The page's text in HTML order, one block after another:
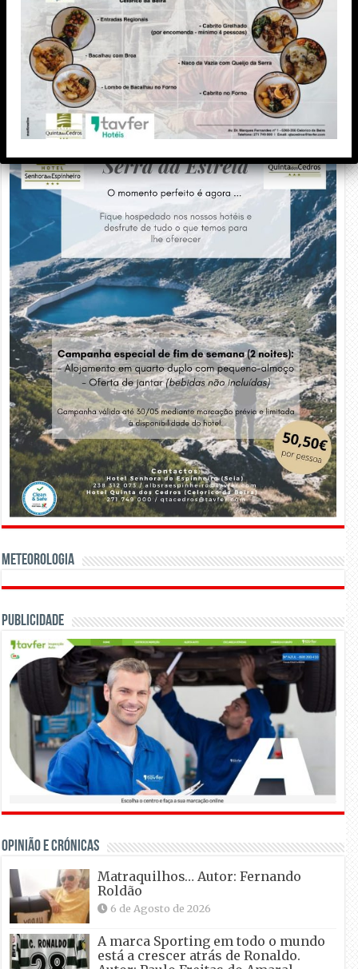
PUBLICIDADE
Meteorologia
Publicidade
OPINIÃO E CRÓNICAS
Matraquilhos… Autor: Fernando
Roldão
6 de Agosto de 2026
A marca Sporting em todo o mundo
está a crescer atrás de Ronaldo.